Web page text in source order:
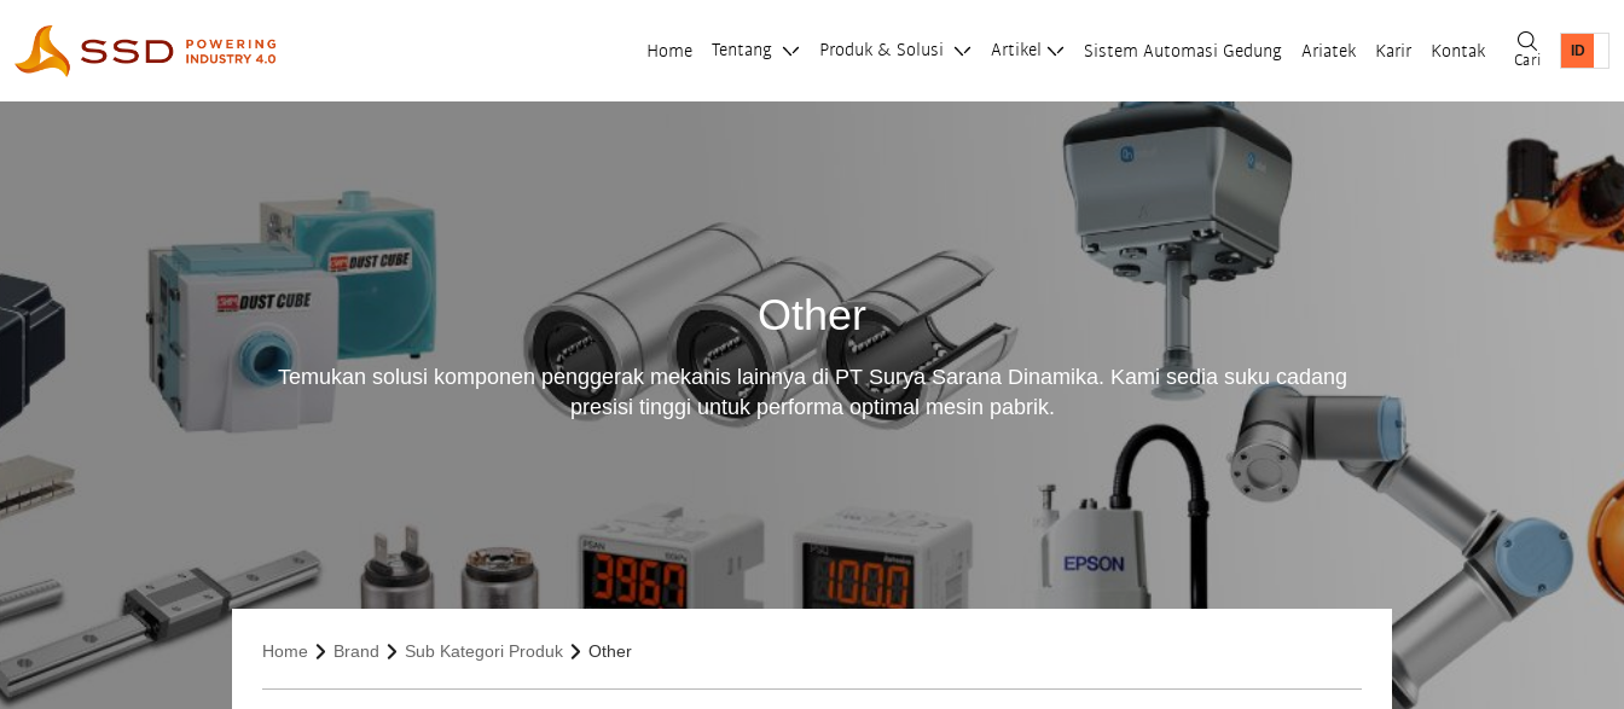
Home Tentang Produk & Solusi Artikel Sistem Automasi Gedung Ariatek Karir Kontak Cari
Other
Temukan solusi komponen penggerak mekanis lainnya di PT Surya Sarana Dinamika. Kami sedia suku cadang
presisi tinggi untuk performa optimal mesin pabrik.
Home Brand Sub Kategori Produk Other